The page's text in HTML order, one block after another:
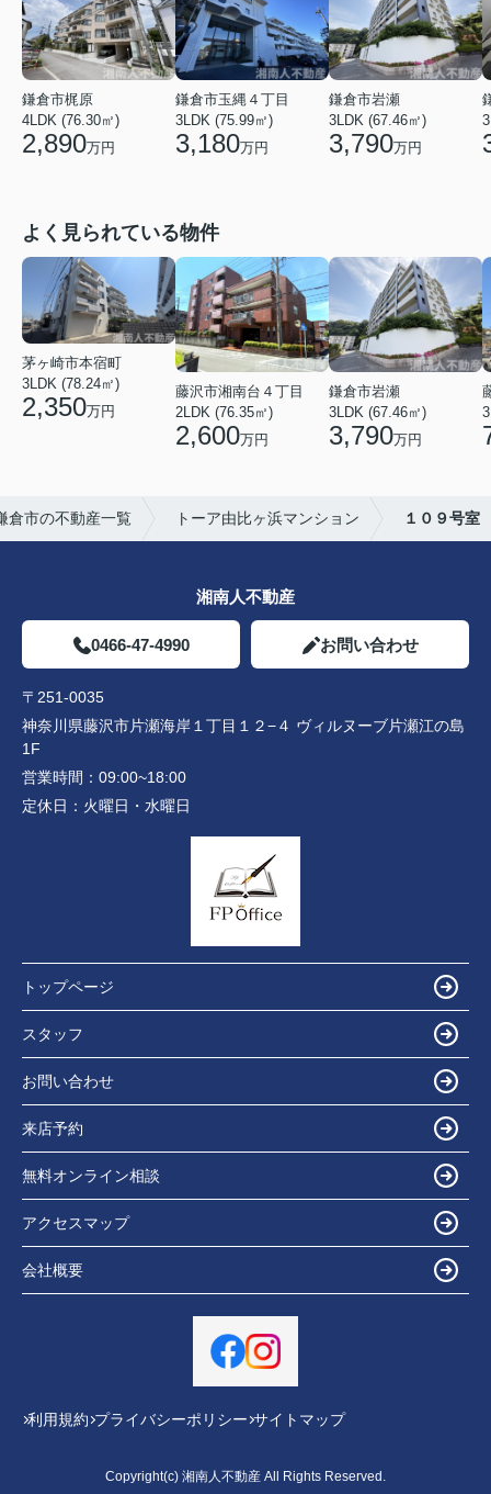
鎌倉市梶原
4LDK (76.30㎡)
2,890万円
鎌倉市玉縄４丁目
3LDK (75.99㎡)
3,180万円
鎌倉市岩瀬
3LDK (67.46㎡)
3,790万円
よく見られている物件
茅ヶ崎市本宿町
3LDK (78.24㎡)
2,350万円
藤沢市湘南台４丁目
2LDK (76.35㎡)
2,600万円
鎌倉市岩瀬
3LDK (67.46㎡)
3,790万円
倉市の不動産一覧 トーア由比ヶ浜マンション １０９号室
湘南人不動産
0466-47-4990 お問い合わせ
〒251-0035
神奈川県藤沢市片瀬海岸１丁目１２−４ ヴィルヌーブ片瀬江の島
1F
営業時間： 09:00~18:00
定休日： 火曜日・水曜日
トップページ
スタッフ
お問い合わせ
来店予約
無料オンライン相談
アクセスマップ
会社概要
利用規約 プライバシーポリシー サイトマップ
Copyright(c) 湘南人不動産 All Rights Reserved.